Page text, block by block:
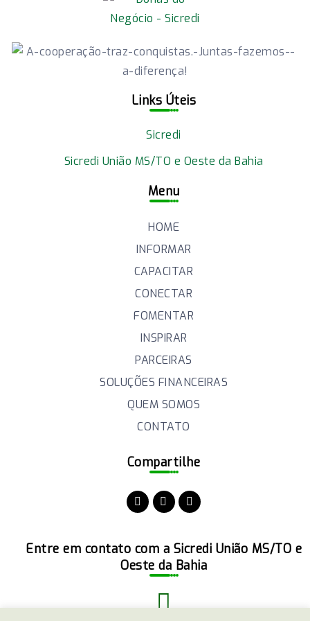
Links Úteis
Sicredi
Sicredi União MS/TO e Oeste da Bahia
Menu
HOME
INFORMAR
CAPACITAR
CONECTAR
FOMENTAR
INSPIRAR
PARCEIRAS
SOLUÇÕES FINANCEIRAS
QUEM SOMOS
CONTATO
Compartilhe
Entre em contato com a Sicredi União MS/TO e
Oeste da Bahia